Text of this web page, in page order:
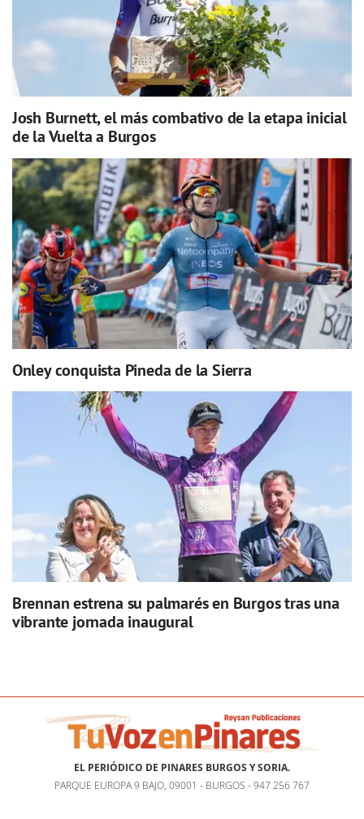
Josh Burnett, el más combativo de la etapa inicial
de la Vuelta a Burgos
Onley conquista Pineda de la Sierra
Brennan estrena su palmarés en Burgos tras una
vibrante jornada inaugural
EL PERIÓDICO DE PINARES BURGOS Y SORIA.
PARQUE EUROPA 9 BAJO, 09001 - BURGOS - 947 256 767